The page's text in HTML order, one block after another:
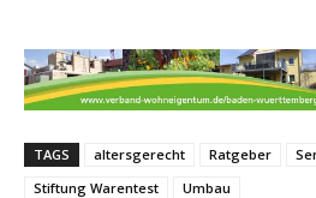
TAGS altersgerecht Ratgeber
Stiftung Warentest
Umbau